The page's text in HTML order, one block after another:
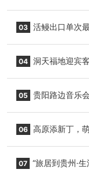
03 活鳗出口单次
04 洞天福地迎宾
05 贵阳路边音乐
06 高原添新丁，
07 “旅居到贵州·